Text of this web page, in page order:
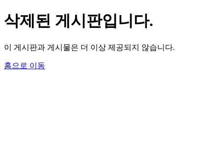
삭제된 게시판입니다.
이 게시판과 게시물은 더 이상 제공되지 않습니다.
홈으로 이동